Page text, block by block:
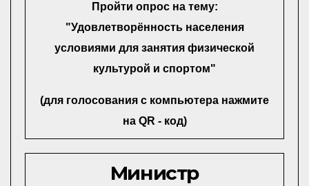
Пройти опрос на тему:
"Удовлетворённость населения
условиями для занятия физической
культурой и спортом"
(для голосования с компьютера нажмите
на QR - код)
Министр